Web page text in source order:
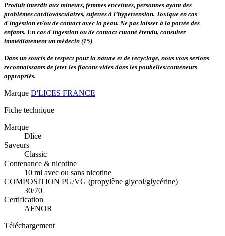
Produit interdit aux mineurs, femmes enceintes, personnes ayant des
problèmes cardiovasculaires, sujettes à l’hypertension. Toxique en cas
d'ingestion et/ou de contact avec la peau. Ne pas laisser à la portée des
enfants. En cas d'ingestion ou de contact cutané étendu, consulter
immédiatement un médecin (15)
Dans un soucis de respect pour la nature et de recyclage, nous vous serions
reconnaissants de jeter les flacons vides dans les poubelles/conteneurs
appropriés.
Marque D'LICES FRANCE
Fiche technique
Marque
Dlice
Saveurs
Classic
Contenance & nicotine
10 ml avec ou sans nicotine
COMPOSITION PG/VG (propylène glycol/glycérine)
30/70
Certification
AFNOR
Téléchargement